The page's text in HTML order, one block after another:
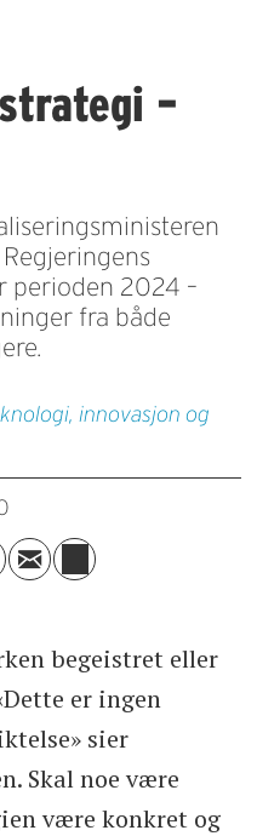
–
perioden 2024 –
fra både
innovasjon og
begeistret eller
er ingen
sier
Skal noe være
være konkret og